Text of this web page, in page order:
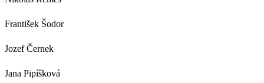
František Šodor
Jozef Černek
Jana Pipíšková